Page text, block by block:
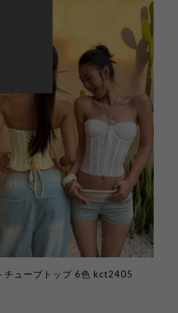
チューブトップ 6色 kct2405